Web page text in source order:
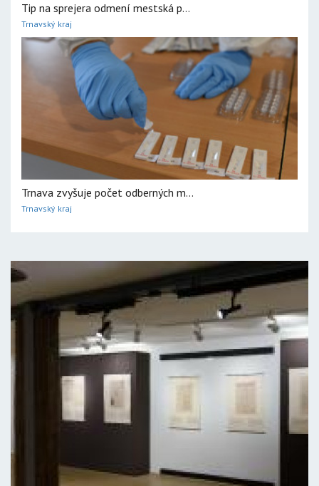
Tip na sprejera odmení mestská p...
Trnavský kraj
Trnava zvyšuje počet odberných m...
Trnavský kraj